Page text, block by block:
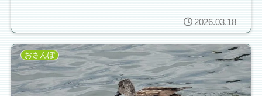
2026.03.18
おさんぽ